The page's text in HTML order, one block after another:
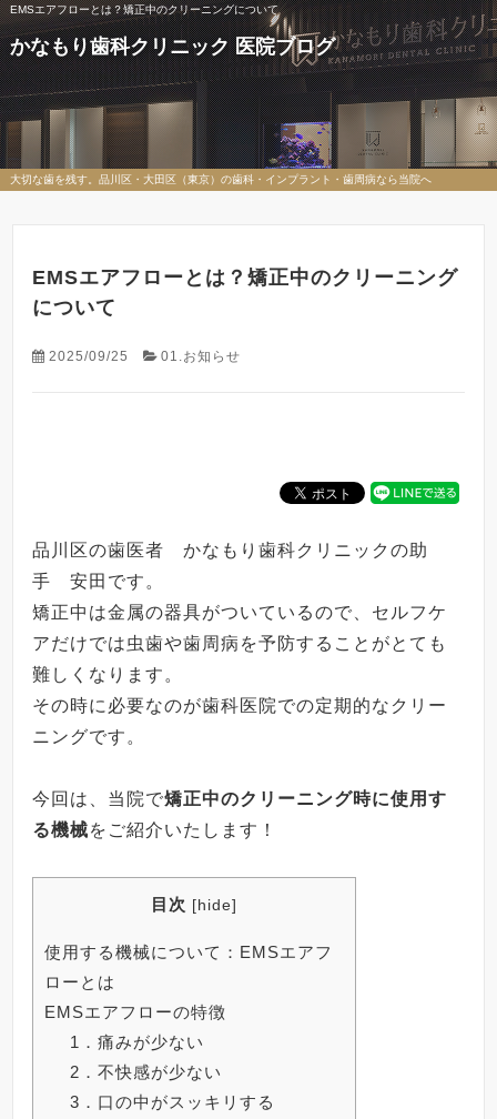
EMSエアフローとは？矯正中のクリーニングについて
かなもり歯科クリニック 医院ブログ
大切な歯を残す。品川区・大田区（東京）の歯科・インプラント・歯周病なら当院へ
EMSエアフローとは？矯正中のクリーニング
について
2025/09/25 01.お知らせ
品川区の歯医者 かなもり歯科クリニックの助
手 安田です。
矯正中は金属の器具がついているので、セルフケ
アだけでは虫歯や歯周病を予防することがとても
難しくなります。
その時に必要なのが歯科医院での定期的なクリー
ニングです。
今回は、当院で矯正中のクリーニング時に使用す
る機械をご紹介いたします！
目次 [ hide]
使用する機械について：EMSエアフ
ローとは
EMSエアフローの特徴
1．痛みが少ない
2．不快感が少ない
3．口の中がスッキリする